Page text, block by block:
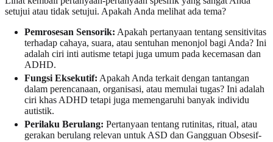
setujui atau tidak setujui. Apakah Anda melihat ada tema?
Pemrosesan Sensorik: Apakah pertanyaan tentang sensitivitas
terhadap cahaya, suara, atau sentuhan menonjol bagi Anda? Ini
adalah ciri inti autisme tetapi juga umum pada kecemasan dan
ADHD.
Fungsi Eksekutif: Apakah Anda terkait dengan tantangan
dalam perencanaan, organisasi, atau memulai tugas? Ini adalah
ciri khas ADHD tetapi juga memengaruhi banyak individu
autistik.
Perilaku Berulang: Pertanyaan tentang rutinitas, ritual, atau
gerakan berulang relevan untuk ASD dan Gangguan Obsesif-